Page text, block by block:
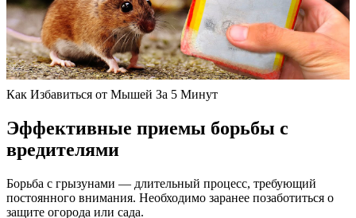
Как Избавиться от Мышей За 5 Минут
Эффективные приемы борьбы с
вредителями
Борьба с грызунами — длительный процесс, требующий
постоянного внимания. Необходимо заранее позаботиться о
защите огорода или сада.